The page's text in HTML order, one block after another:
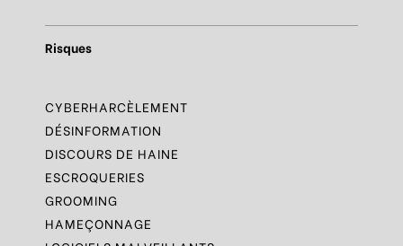
Risques
CYBERHARCÈLEMENT
DÉSINFORMATION
DISCOURS DE HAINE
ESCROQUERIES
GROOMING
HAMEÇONNAGE